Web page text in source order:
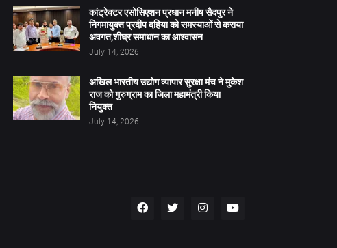
कांट्रेक्टर एसोसिएशन प्रधान मनीष सैदपुर ने
निगमायुक्त प्रदीप दहिया को समस्याओं से कराया
अवगत,शीघ्र समाधान का आश्वासन
July 14, 2026
अखिल भारतीय उद्योग व्यापार सुरक्षा मंच ने मुकेश
राज को गुरुग्राम का जिला महामंत्री किया
नियुक्त
July 14, 2026